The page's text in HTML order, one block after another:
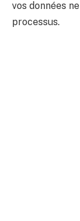
vos données
processus.